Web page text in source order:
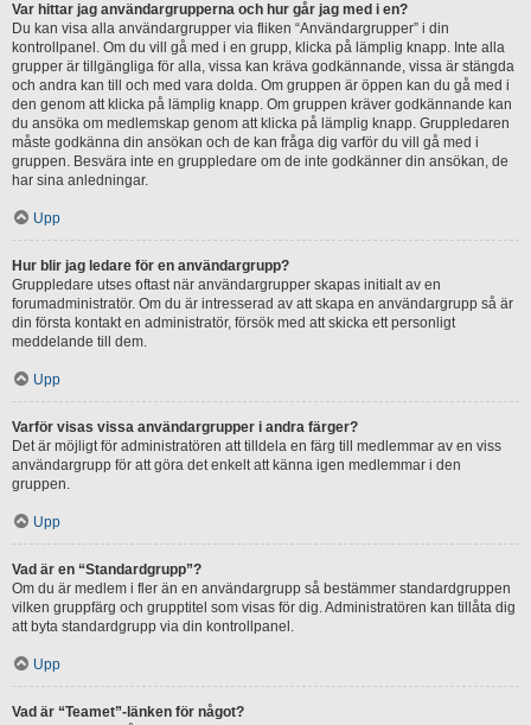
Var hittar jag användargrupperna och hur går jag med i en?
Du kan visa alla användargrupper via fliken “Användargrupper” i din
kontrollpanel. Om du vill gå med i en grupp, klicka på lämplig knapp. Inte alla
grupper är tillgängliga för alla, vissa kan kräva godkännande, vissa är stängda
och andra kan till och med vara dolda. Om gruppen är öppen kan du gå med i
den genom att klicka på lämplig knapp. Om gruppen kräver godkännande kan
du ansöka om medlemskap genom att klicka på lämplig knapp. Gruppledaren
måste godkänna din ansökan och de kan fråga dig varför du vill gå med i
gruppen. Besvära inte en gruppledare om de inte godkänner din ansökan, de
har sina anledningar.
Upp
Hur blir jag ledare för en användargrupp?
Gruppledare utses oftast när användargrupper skapas initialt av en
forumadministratör. Om du är intresserad av att skapa en användargrupp så är
din första kontakt en administratör, försök med att skicka ett personligt
meddelande till dem.
Upp
Varför visas vissa användargrupper i andra färger?
Det är möjligt för administratören att tilldela en färg till medlemmar av en viss
användargrupp för att göra det enkelt att känna igen medlemmar i den
gruppen.
Upp
Vad är en “Standardgrupp”?
Om du är medlem i fler än en användargrupp så bestämmer standardgruppen
vilken gruppfärg och grupptitel som visas för dig. Administratören kan tillåta dig
att byta standardgrupp via din kontrollpanel.
Upp
Vad är “Teamet”-länken för något?